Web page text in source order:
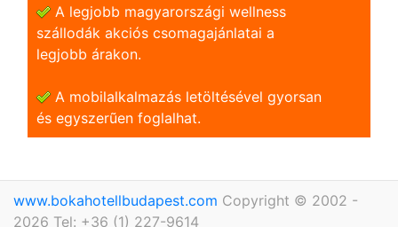
A legjobb magyarországi wellness
szállodák akciós csomagajánlatai a
legjobb árakon.
A mobilalkalmazás letöltésével gyorsan
és egyszerũen foglalhat.
www.bokahotellbudapest.com Copyright © 2002 -
2026 Tel: +36 (1) 227-9614